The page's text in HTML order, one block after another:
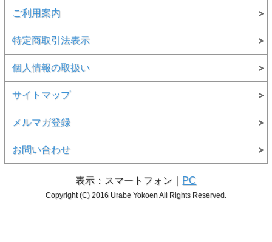
ご利用案内
特定商取引法表示
個人情報の取扱い
サイトマップ
メルマガ登録
お問い合わせ
表示：スマートフォン｜ PC
Copyright (C) 2016 Urabe Yokoen All Rights Reserved.